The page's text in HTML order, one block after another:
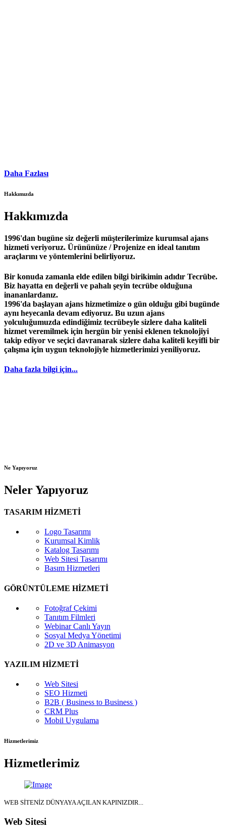
Daha Fazlası
Hakkımızda
Hakkımızda
1996'dan bugüne siz değerli müşterilerimize kurumsal ajans
hizmeti veriyoruz. Ürününüze / Projenize en ideal tanıtım
araçlarını ve yöntemlerini belirliyoruz.
Bir konuda zamanla elde edilen bilgi birikimin adıdır Tecrübe.
Biz hayatta en değerli ve pahalı şeyin tecrübe olduğuna
inananlardanız.
1996'da başlayan ajans hizmetimize o gün olduğu gibi bugünde
aynı heyecanla devam ediyoruz. Bu uzun ajans
yolculuğumuzda edindiğimiz tecrübeyle sizlere daha kaliteli
hizmet veremilmek için hergün bir yenisi eklenen teknolojiyi
takip ediyor ve seçici davranarak sizlere daha kaliteli keyifli bir
çalışma için uygun teknolojiyle hizmetlerimizi yeniliyoruz.
Daha fazla bilgi için...
Ne Yapıyoruz
Neler Yapıyoruz
TASARIM HİZMETİ
Logo Tasarımı
Kurumsal Kimlik
Katalog Tasarımı
Web Sitesi Tasarımı
Basım Hizmetleri
GÖRÜNTÜLEME HİZMETİ
Fotoğraf Çekimi
Tanıtım Filmleri
Webinar Canlı Yayın
Sosyal Medya Yönetimi
2D ve 3D Animasyon
YAZILIM HİZMETİ
Web Sitesi
SEO Hizmeti
B2B ( Business to Business )
CRM Plus
Mobil Uygulama
Hizmetlerimiz
Hizmetlerimiz
WEB SİTENİZ DÜNYAYA AÇILAN KAPINIZDIR...
Web Sitesi